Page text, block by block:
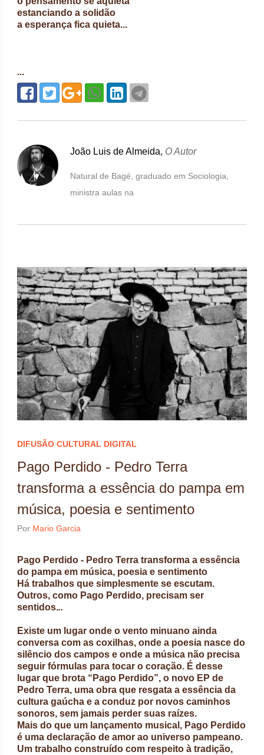
estanciando a solidão
a esperança fica quieta...
...
João Luis de Almeida, O Autor
Natural de Bagé, graduado em Sociologia,
ministra aulas na
DIFUSÃO CULTURAL DIGITAL
Pago Perdido - Pedro Terra
transforma a essência do pampa em
música, poesia e sentimento
Por Mario Garcia
Pago Perdido - Pedro Terra transforma a essência
do pampa em música, poesia e sentimento
Há trabalhos que simplesmente se escutam.
Outros, como Pago Perdido, precisam ser
sentidos...
Existe um lugar onde o vento minuano ainda
conversa com as coxilhas, onde a poesia nasce do
silêncio dos campos e onde a música não precisa
seguir fórmulas para tocar o coração. É desse
lugar que brota “Pago Perdido”, o novo EP de
Pedro Terra, uma obra que resgata a essência da
cultura gaúcha e a conduz por novos caminhos
sonoros, sem jamais perder suas raízes.
Mais do que um lançamento musical, Pago Perdido
é uma declaração de amor ao universo pampeano.
Um trabalho construído com respeito à tradição,